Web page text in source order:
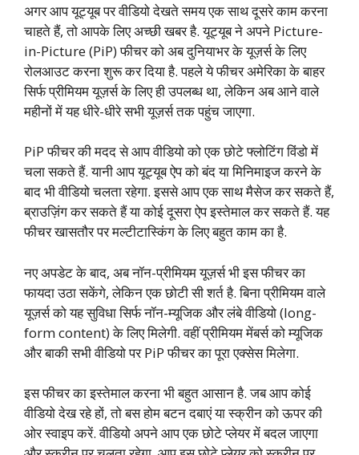
अगर आप यूट्यूब पर वीडियो देखते समय एक साथ दूसरे काम करना
चाहते हैं, तो आपके लिए अच्छी खबर है. यूट्यूब ने अपने Picture-
in-Picture (PiP) फीचर को अब दुनियाभर के यूज़र्स के लिए
रोलआउट करना शुरू कर दिया है. पहले ये फीचर अमेरिका के बाहर
सिर्फ प्रीमियम यूज़र्स के लिए ही उपलब्ध था, लेकिन अब आने वाले
महीनों में यह धीरे-धीरे सभी यूज़र्स तक पहुंच जाएगा.
PiP फीचर की मदद से आप वीडियो को एक छोटे फ्लोटिंग विंडो में
चला सकते हैं. यानी आप यूट्यूब ऐप को बंद या मिनिमाइज करने के
बाद भी वीडियो चलता रहेगा. इससे आप एक साथ मैसेज कर सकते हैं,
ब्राउज़िंग कर सकते हैं या कोई दूसरा ऐप इस्तेमाल कर सकते हैं. यह
फीचर खासतौर पर मल्टीटास्किंग के लिए बहुत काम का है.
नए अपडेट के बाद, अब नॉन-प्रीमियम यूज़र्स भी इस फीचर का
फायदा उठा सकेंगे, लेकिन एक छोटी सी शर्त है. बिना प्रीमियम वाले
यूज़र्स को यह सुविधा सिर्फ नॉन-म्यूजिक और लंबे वीडियो (long-
form content) के लिए मिलेगी. वहीं प्रीमियम मेंबर्स को म्यूजिक
और बाकी सभी वीडियो पर PiP फीचर का पूरा एक्सेस मिलेगा.
इस फीचर का इस्तेमाल करना भी बहुत आसान है. जब आप कोई
वीडियो देख रहे हों, तो बस होम बटन दबाएं या स्क्रीन को ऊपर की
ओर स्वाइप करें. वीडियो अपने आप एक छोटे प्लेयर में बदल जाएगा